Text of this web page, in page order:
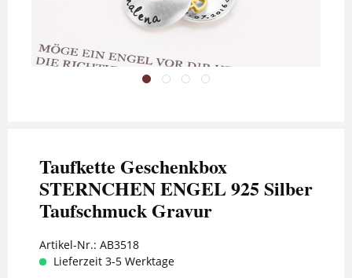
Taufkette Geschenkbox
STERNCHEN ENGEL 925 Silber
Taufschmuck Gravur
Artikel-Nr.: AB3518
Lieferzeit 3-5 Werktage